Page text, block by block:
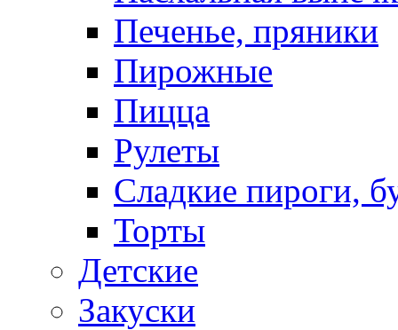
Печенье, пряники
Пирожные
Пицца
Рулеты
Сладкие пироги,
Торты
Детские
Закуски